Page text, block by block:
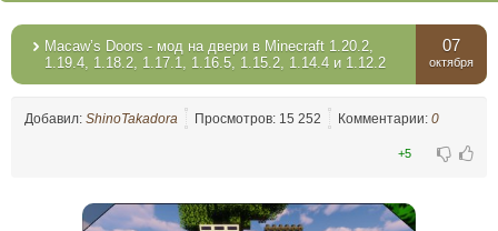
Macaw’s Doors - мод на двери в Minecraft 1.20.2,
1.19.4, 1.18.2, 1.17.1, 1.16.5, 1.15.2, 1.14.4 и 1.12.2
07
октября
Добавил: ShinoTakadora Просмотров: 15 252 Комментарии: 0
+5